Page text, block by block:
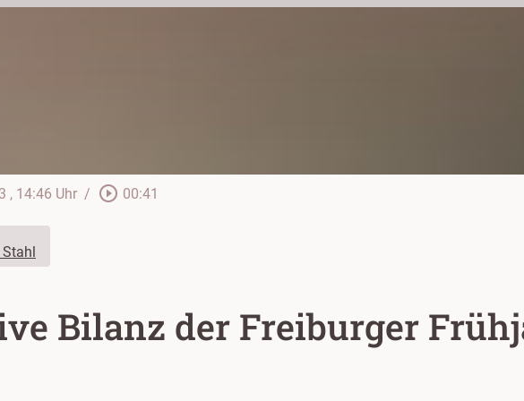
, 14:46 Uhr / play_circle_outline 00:41
Bilanz der Freiburger